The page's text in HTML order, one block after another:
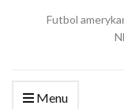
Futbol
Menu